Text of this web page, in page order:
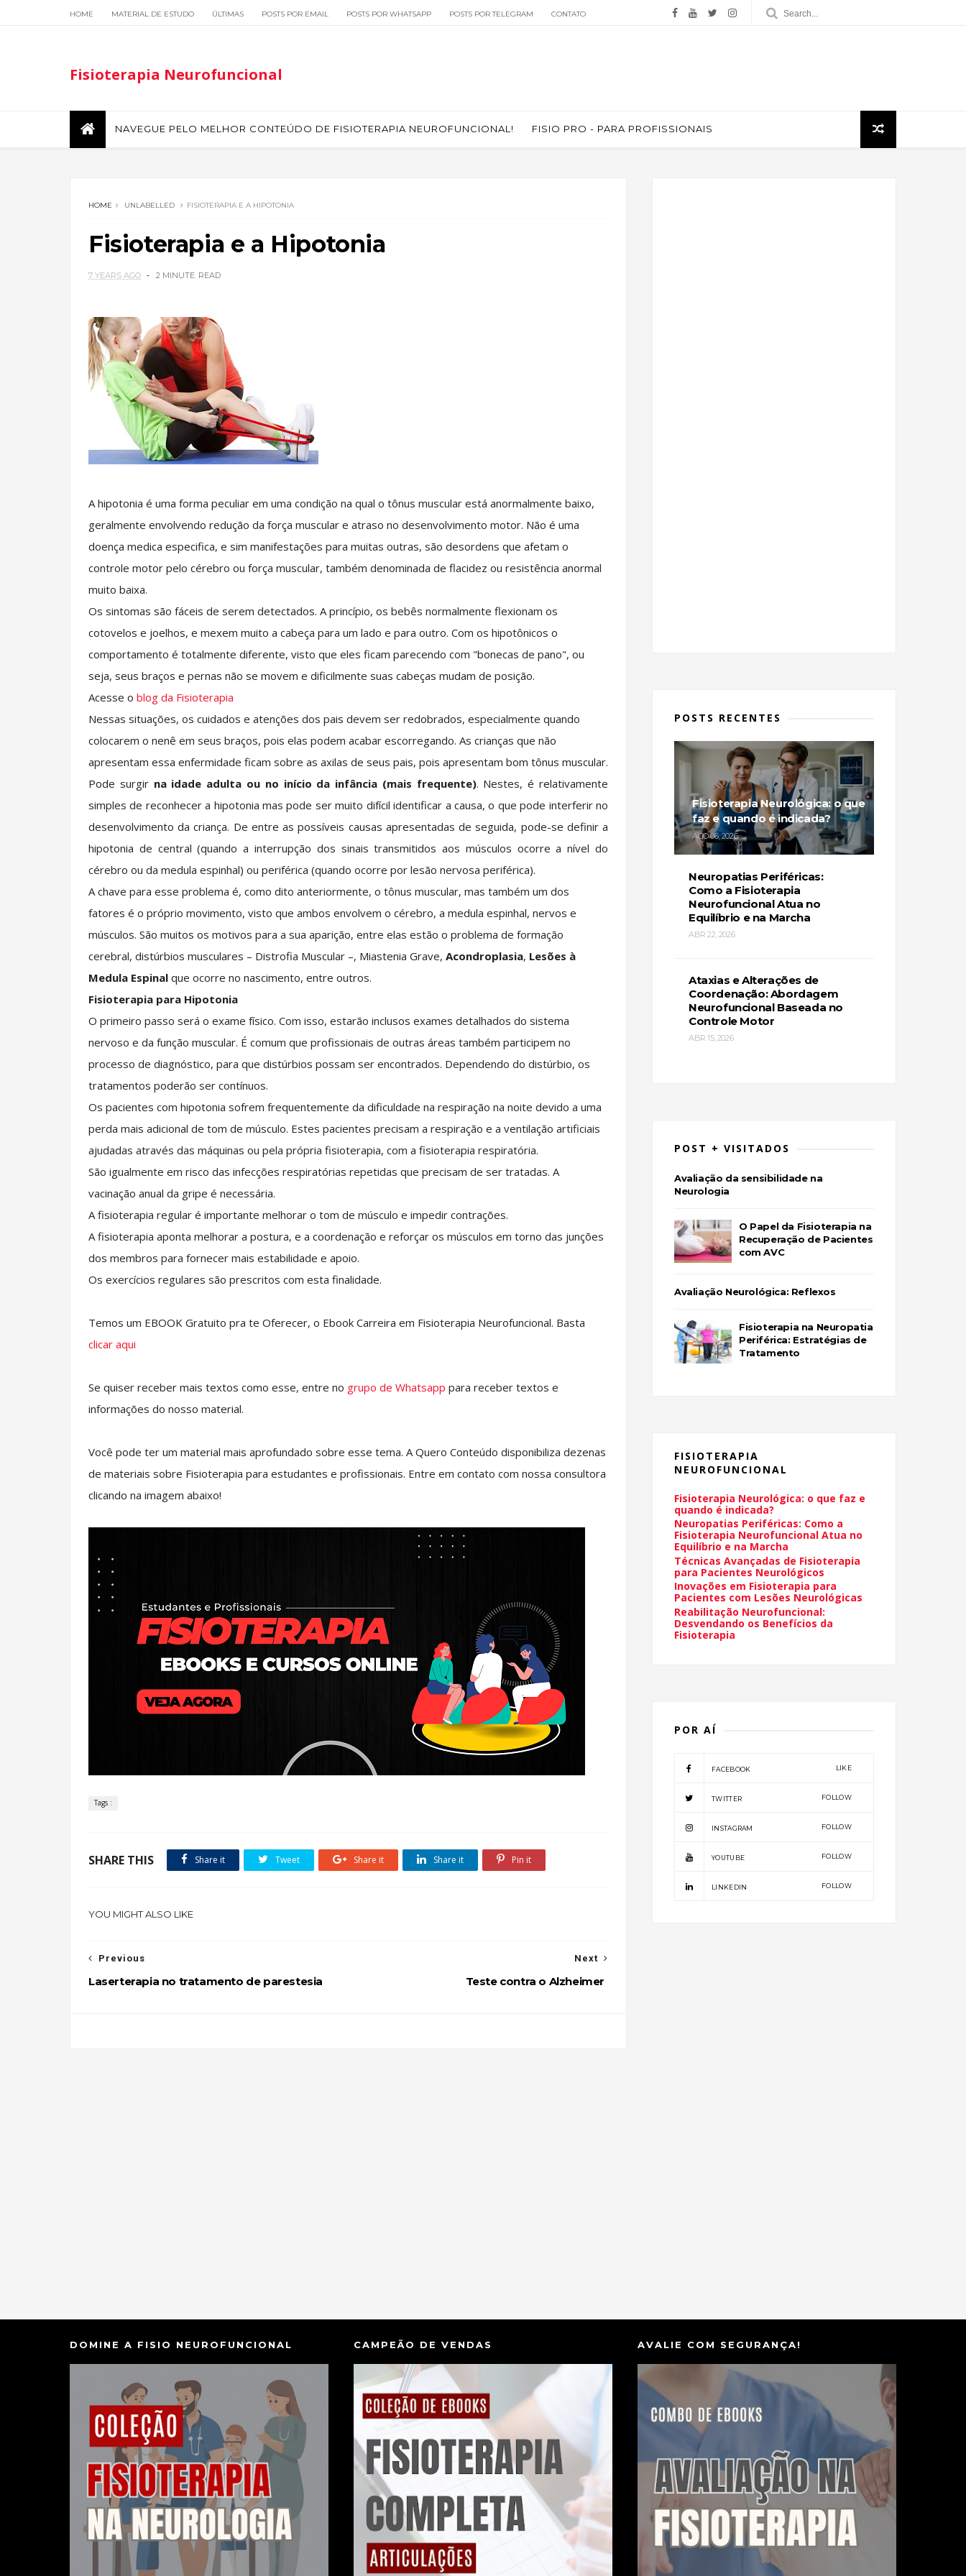
HOME MATERIAL DE ESTUDO ÚLTIMAS POSTS POR EMAIL POSTS POR WHATSAPP POSTS POR TELEGRAM CONTATO
Fisioterapia Neurofuncional
NAVEGUE PELO MELHOR CONTEÚDO DE FISIOTERAPIA NEUROFUNCIONAL! FISIO PRO - PARA PROFISSIONAIS
HOME UNLABELLED FISIOTERAPIA E A HIPOTONIA
Fisioterapia e a Hipotonia
7 YEARS AGO 2 MINUTE READ
A hipotonia é uma forma peculiar em uma condição na qual o tônus muscular está anormalmente baixo,
geralmente envolvendo redução da força muscular e atraso no desenvolvimento motor. Não é uma
doença medica especifica, e sim manifestações para muitas outras, são desordens que afetam o
controle motor pelo cérebro ou força muscular, também denominada de flacidez ou resistência anormal
muito baixa.
Os sintomas são fáceis de serem detectados. A princípio, os bebês normalmente flexionam os
cotovelos e joelhos, e mexem muito a cabeça para um lado e para outro. Com os hipotônicos o
comportamento é totalmente diferente, visto que eles ficam parecendo com "bonecas de pano", ou
seja, seus braços e pernas não se movem e dificilmente suas cabeças mudam de posição.
Acesse o blog da Fisioterapia
Nessas situações, os cuidados e atenções dos pais devem ser redobrados, especialmente quando
colocarem o nenê em seus braços, pois elas podem acabar escorregando. As crianças que não
apresentam essa enfermidade ficam sobre as axilas de seus pais, pois apresentam bom tônus muscular.
Pode surgir na idade adulta ou no início da infância (mais frequente). Nestes, é relativamente
simples de reconhecer a hipotonia mas pode ser muito difícil identificar a causa, o que pode interferir no
desenvolvimento da criança. De entre as possíveis causas apresentadas de seguida, pode-se definir a
hipotonia de central (quando a interrupção dos sinais transmitidos aos músculos ocorre a nível do
cérebro ou da medula espinhal) ou periférica (quando ocorre por lesão nervosa periférica).
A chave para esse problema é, como dito anteriormente, o tônus muscular, mas também um dos
fatores é o próprio movimento, visto que ambos envolvem o cérebro, a medula espinhal, nervos e
músculos. São muitos os motivos para a sua aparição, entre elas estão o problema de formação
cerebral, distúrbios musculares – Distrofia Muscular –, Miastenia Grave, Acondroplasia, Lesões à
Medula Espinal que ocorre no nascimento, entre outros.
Fisioterapia para Hipotonia
O primeiro passo será o exame físico. Com isso, estarão inclusos exames detalhados do sistema
nervoso e da função muscular. É comum que profissionais de outras áreas também participem no
processo de diagnóstico, para que distúrbios possam ser encontrados. Dependendo do distúrbio, os
tratamentos poderão ser contínuos.
Os pacientes com hipotonia sofrem frequentemente da dificuldade na respiração na noite devido a uma
perda mais adicional de tom de músculo. Estes pacientes precisam a respiração e a ventilação artificiais
ajudadas através das máquinas ou pela própria fisioterapia, com a fisioterapia respiratória.
São igualmente em risco das infecções respiratórias repetidas que precisam de ser tratadas. A
vacinação anual da gripe é necessária.
A fisioterapia regular é importante melhorar o tom de músculo e impedir contrações.
A fisioterapia aponta melhorar a postura, e a coordenação e reforçar os músculos em torno das junções
dos membros para fornecer mais estabilidade e apoio.
Os exercícios regulares são prescritos com esta finalidade.
Temos um EBOOK Gratuito pra te Oferecer, o Ebook Carreira em Fisioterapia Neurofuncional. Basta
clicar aqui
Se quiser receber mais textos como esse, entre no grupo de Whatsapp para receber textos e
informações do nosso material.
Você pode ter um material mais aprofundado sobre esse tema. A Quero Conteúdo disponibiliza dezenas
de materiais sobre Fisioterapia para estudantes e profissionais. Entre em contato com nossa consultora
clicando na imagem abaixo!
Tags :
SHARE THIS Share it Tweet Share it Share it Pin it
YOU MIGHT ALSO LIKE
Next
Teste contra o Alzheimer
Previous
Laserterapia no tratamento de parestesia
POSTS RECENTES
Fisioterapia Neurológica: o que
faz e quando é indicada?
AGO 06, 2026
Neuropatias Periféricas:
Como a Fisioterapia
Neurofuncional Atua no
Equilíbrio e na Marcha
ABR 22, 2026
Ataxias e Alterações de
Coordenação: Abordagem
Neurofuncional Baseada no
Controle Motor
ABR 15, 2026
POST + VISITADOS
Avaliação da sensibilidade na
Neurologia
O Papel da Fisioterapia na
Recuperação de Pacientes
com AVC
Avaliação Neurológica: Reflexos
Fisioterapia na Neuropatia
Periférica: Estratégias de
Tratamento
FISIOTERAPIA
NEUROFUNCIONAL
Fisioterapia Neurológica: o que faz e
quando é indicada?
Neuropatias Periféricas: Como a
Fisioterapia Neurofuncional Atua no
Equilíbrio e na Marcha
Técnicas Avançadas de Fisioterapia
para Pacientes Neurológicos
Inovações em Fisioterapia para
Pacientes com Lesões Neurológicas
Reabilitação Neurofuncional:
Desvendando os Benefícios da
Fisioterapia
POR AÍ
FACEBOOK LIKE
TWITTER FOLLOW
INSTAGRAM FOLLOW
YOUTUBE FOLLOW
LINKEDIN FOLLOW
DOMINE A FISIO NEUROFUNCIONAL CAMPEÃO DE VENDAS AVALIE COM SEGURANÇA!